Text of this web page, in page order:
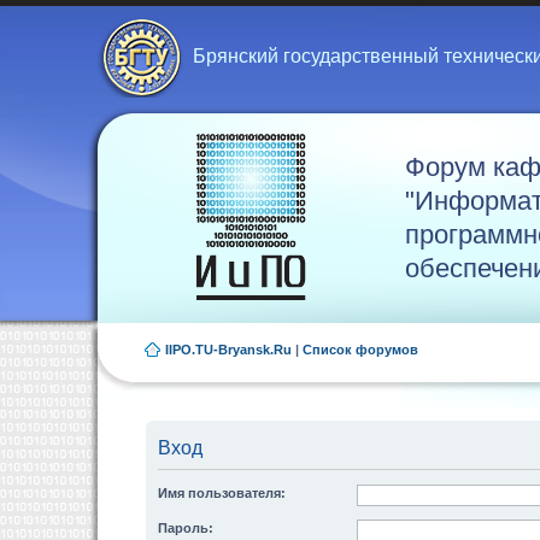
Брянский государственный
Форум
IIPO.TU-Bryansk.Ru | Список форумов
Вход
Имя пользователя:
Пароль: